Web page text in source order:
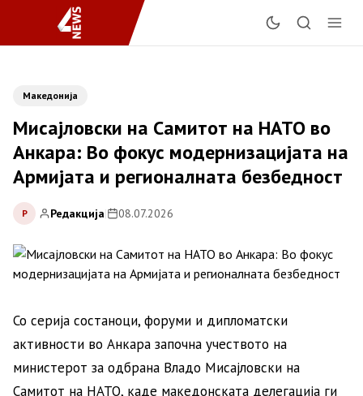
Македонија
Мисајловски на Самитот на НАТО во
Анкара: Во фокус модернизацијата на
Армијата и регионалната безбедност
Р Редакција| 08.07.2026
Со серија состаноци, форуми и дипломатски
активности во Анкара започна учеството на
министерот за одбрана Владо Мисајловски на
Самитот на НАТО, каде македонската делегација ги